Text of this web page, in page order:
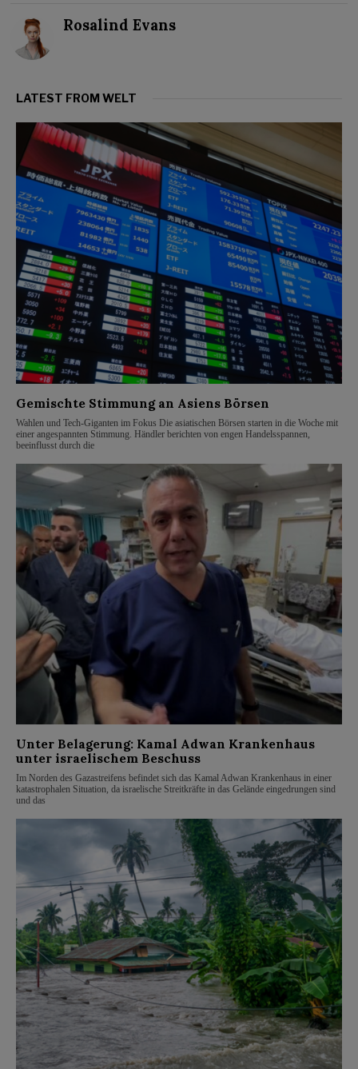
Rosalind Evans
LATEST FROM WELT
Gemischte Stimmung an Asiens Börsen
Wahlen und Tech-Giganten im Fokus Die asiatischen Börsen starten in die Woche mit
einer angespannten Stimmung. Händler berichten von engen Handelsspannen,
beeinflusst durch die
Unter Belagerung: Kamal Adwan Krankenhaus
unter israelischem Beschuss
Im Norden des Gazastreifens befindet sich das Kamal Adwan Krankenhaus in einer
katastrophalen Situation, da israelische Streitkräfte in das Gelände eingedrungen sind
und das